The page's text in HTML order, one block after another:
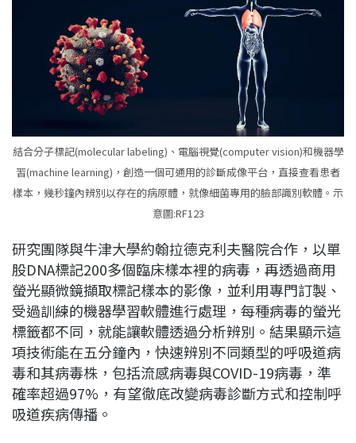
結合分子標記(molecular labeling)、電腦視覺(computer vision)和機器學
習(machine learning)，創造一個可通用的診斷成像平台，直接查看患者
樣本，幾秒鐘內辨別以存在的病原體，就像細菌專用的臉部識別軟體。示
意圖:RF123
研究團隊與牛津大學約翰拉德克利夫醫院合作，以單
股DNA標記200多個臨床樣本裡的病毒，再透過商用
螢光顯微鏡擷取標記樣本的影像，並利用專門訂製、
受過訓練的機器學習軟體進行處理，每種病毒的螢光
標籤都不同，就能讓軟體透過分析辨別。結果顯示這
項技術能在五分鐘內，快速辨別不同類型的呼吸道病
毒和其病毒株，包括流感病毒與COVID-19病毒，準
確率超過97% ，有望徹底改變病毒診斷方式和控制呼
吸道疾病傳播。